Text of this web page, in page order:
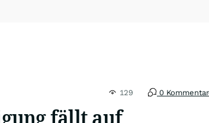
129 0